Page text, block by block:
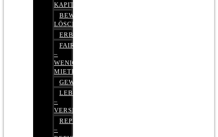
KAPITALMARKTRECHT
BEWERTUNGEN
LÖSCHEN
ERBRECHT
FAIRMIETEN
–
WENIGER
MIETE
GEWERBERECHT
LEBENSVERSICHERUNG
–
VERSICHERUNGSRECHT
REPUTATIONSRECHT
–